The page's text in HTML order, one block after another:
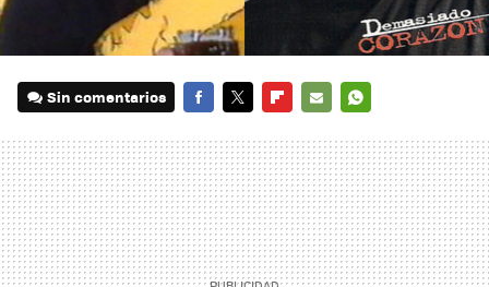
Sin comentarios
MAIL